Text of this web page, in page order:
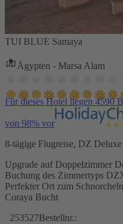
TUI BLUE Samaya
Ägypten - Marsa Alam
Für dieses Hotel liegen 4590
von 98% vor
8-tägige Flugreise, DZ
Upgrade auf Doppelzimmer
Buchung des Zimmertyps
Perfekter Ort zum
Coraya Bucht
253527Bestellnr.: